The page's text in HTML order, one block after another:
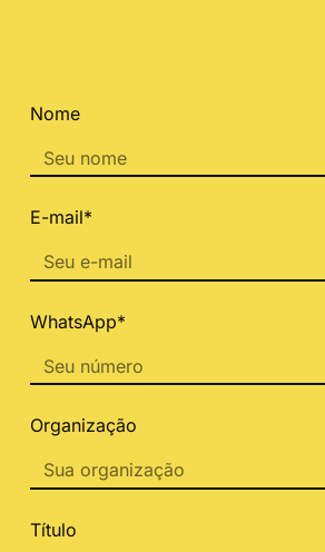
Nome
E-mail*
WhatsApp*
Organização
Título